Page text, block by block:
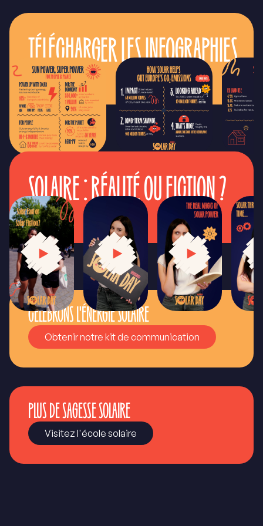
TÉLÉCHARGER LES INFOGRAPHIES
SOLAIRE : RÉALITÉ OU FICTION ?
CÉLÉBRONS L'ÉNERGIE SOLAIRE
Obtenir notre kit de communication
PLUS DE SAGESSE SOLAIRE
Visitez l'école solaire